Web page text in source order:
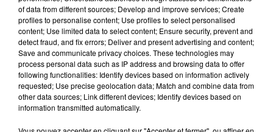
of data from different sources; Develop and improve services; Create
profiles to personalise content; Use profiles to select personalised
content; Use limited data to select content; Ensure security, prevent and
detect fraud, and fix errors; Deliver and present advertising and content;
Save and communicate privacy choices. These technologies may
process personal data such as IP address and browsing data to offer
following functionalities: Identify devices based on information actively
requested; Use precise geolocation data; Match and combine data from
other data sources; Link different devices; Identify devices based on
information transmitted automatically.